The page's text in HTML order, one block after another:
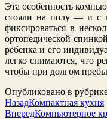
Эта особенность
стояли на полу — и с
фиксироваться в
ортопедической
ребенка и его
легко снимаются, что
чтобы при долгом
Опубликовано в
НазадКомпактная кухня
ВпередКомпьютерное